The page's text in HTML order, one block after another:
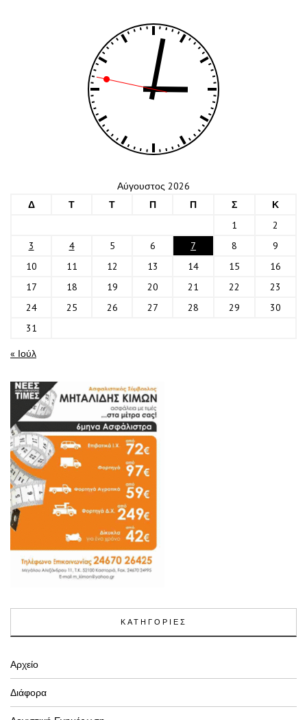
Αύγουστος 2026
Δ
Τ Τ Π Π Σ
Κ
1
2
3
4 5 6 7 8
9
10
11 12 13 14 15
16
17
18 19 20 21 22
23
24
25 26 27 28 29
30
31
« Ιούλ
ΚΑΤΗΓΟΡΙΕΣ
Αρχείο
Διάφορα